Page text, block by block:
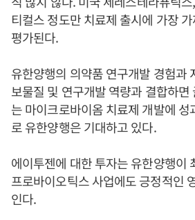
티컬스 정도만 치료제 출시에 가장
평가된다.
유한양행의 의약품 연구개발 경험과
보물질 및 연구개발 역량과 결합하
는 마이크로바이옴 치료제 개발에 성
로 유한양행은 기대하고 있다.
에이투젠에 대한 투자는 유한양행이
프로바이오틱스 사업에도 긍정적인
인다.